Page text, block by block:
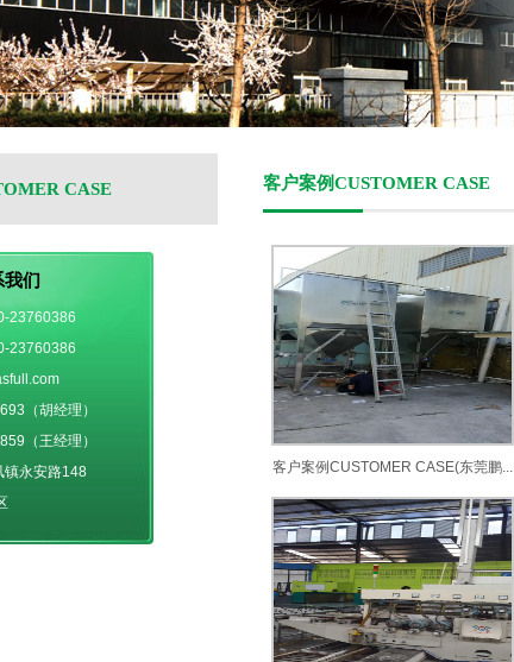
CASE
我们
23760386
23760386
（胡经理）
（王经理）
镇永安路148
客户案例CUSTOMER CASE
客户案例CUSTOMER CASE(东莞鹏...